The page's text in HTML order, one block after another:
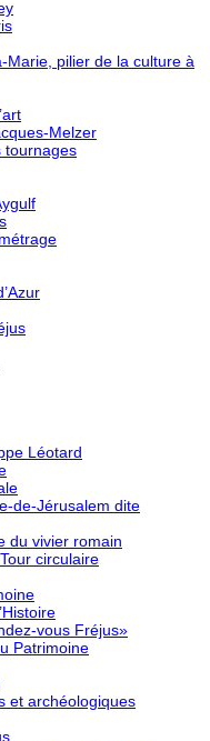
Marie, pilier de la culture à
Melzer
tournages
Léotard
de-Jérusalem dite
du vivier romain
circulaire
vous Fréjus»
Patrimoine
et archéologiques